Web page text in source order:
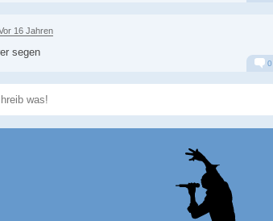
16 Jahren
segen
Alarm Antworten
0
Speichern